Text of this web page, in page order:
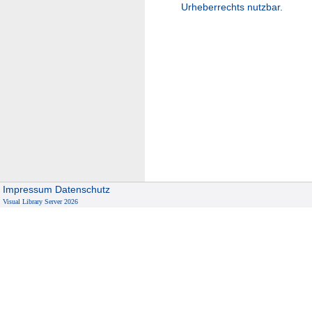
Urheberrechts nutzbar.
Impressum Datenschutz
Visual Library Server 2026